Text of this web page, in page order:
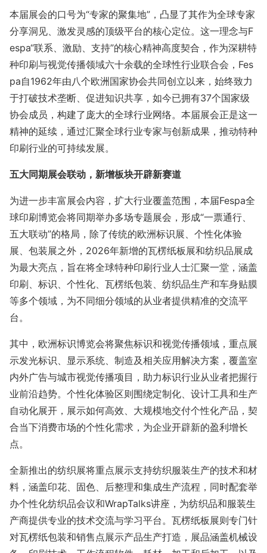
本届展会的口号为“专家的聚集地”，凸显了其作为全球专家
分享洞见、激发灵感的顶级平台的核心定位。这一理念与F
espa“联系、激励、支持”的核心精神高度契合，作为深耕特
种印刷与视觉传播领域六十余载的全球性行业联合会，Fes
pa自1962年由八个欧洲国家协会共同创立以来，始终致力
于打破技术垄断、促进知识共享，如今已拥有37个国家级
协会成员，构建了庞大的全球行业网络。本届展会正是这一
精神的延续，通过汇聚全球行业专家与创新成果，推动特种
印刷行业的可持续发展。
五大同期展会联动，新增板块开辟新赛道
为进一步丰富展会内容，扩大行业覆盖范围，本届Fespa全
球印刷博览会将同期举办多场专题展会，形成“一票通行、
五大联动”的格局，除了传统的欧洲标识展、个性化体验
展、包装展之外，2026年新增的瓦楞纸板展和纺织品展成
为最大亮点，旨在将全球特种印刷行业人士汇聚一堂，涵盖
印刷、标识、个性化、瓦楞纸包装、纺织品生产和车身贴膜
等多个领域，为不同细分领域的从业者提供精准的交流平
台。
其中，欧洲标识博览会将聚焦标识和视觉传播领域，重点展
示发光标识、显示系统、制造及相关应用解决方案，覆盖室
内外广告与城市视觉传播项目，助力标识行业从业者把握行
业前沿趋势。个性化体验区则围绕定制化、设计工具和生产
自动化展开，展示如何高效、大规模地交付个性化产品，契
合当下消费市场的个性化需求，为企业开辟新的盈利增长
点。
全新推出的纺织展将重点展示支持纺织服装生产的技术和材
料，涵盖印花、固色、后整理和集成生产流程，同时配套举
办个性化纺织品会议和WrapTalks讲座，为纺织品和服装生
产商提供专业的技术交流与学习平台。瓦楞纸板展则专门针
对瓦楞纸包装和销售点展示产品生产打造，展品涵盖机械设